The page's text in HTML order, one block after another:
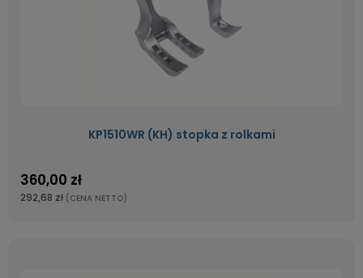
KP1510WR (KH) stopka z rolkami
360,00 zł
292,68 zł (CENA NETTO)